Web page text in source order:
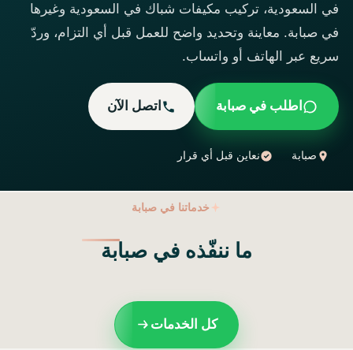
في السعودية، تركيب مكيفات شباك في السعودية وغيرها
في صبابة. معاينة وتحديد واضح للعمل قبل أي التزام، وردّ
سريع عبر الهاتف أو واتساب.
اطلب في صبابة اتصل الآن
صبابة نعاين قبل أي قرار
خدماتنا في صبابة
ما ننفّذه في صبابة
كل الخدمات